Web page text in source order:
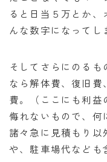
ると日当５万とか
んな数字になってし
そしてさらにのる
なら解体費、復旧
費。（ここにも利益
侮れないもので、何
諸々急に見積もり以
や、駐車場代なども